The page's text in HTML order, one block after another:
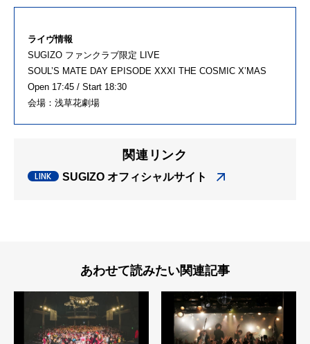
ライヴ情報
SUGIZO ファンクラブ限定 LIVE
SOUL’S MATE DAY EPISODE XXXI THE COSMIC X’MAS
Open 17:45 / Start 18:30
会場：浅草花劇場
関連リンク
SUGIZO オフィシャルサイト
あわせて読みたい関連記事